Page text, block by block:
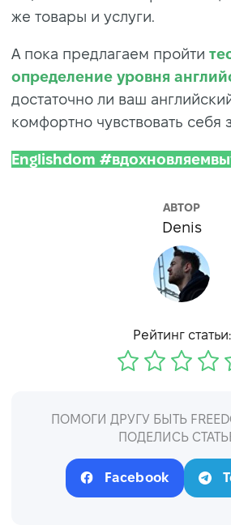
же товары и услуги.
А пока предлагаем пройти
определение уровня
достаточно ли ваш
комфортно чувствовать себя
Englishdom
АВТОР
Denis
Рейтинг статьи:
ПОМОГИ ДРУГУ БЫТЬ
ПОДЕЛИСЬ
Facebook